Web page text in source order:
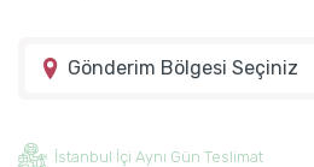
Gönderim Bölgesi Seçiniz
İstanbul İçi Aynı Gün Teslimat